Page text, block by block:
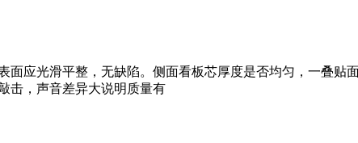
面应光滑平整，无缺陷。侧面看板芯厚度是否均匀，一叠
击，声音差异大说明质量有